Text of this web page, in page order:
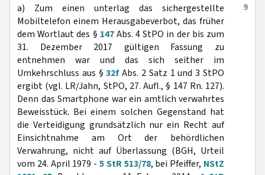
9
a) Zum einen unterlag das sichergestellte
Mobiltelefon einem Herausgabeverbot, das früher
dem Wortlaut des § 147Abs. 4 StPO in der bis zum
31. Dezember 2017 gültigen Fassung zu
entnehmen war und das sich seither im
Umkehrschluss aus §32f Abs. 2 Satz 1 und 3 StPO
ergibt (vgl. LR/Jahn, StPO, 27. Aufl., § 147 Rn. 127).
Denn das Smartphone war ein amtlich verwahrtes
Beweisstück. Bei einem solchen Gegenstand hat
die Verteidigung grundsätzlich nur ein Recht auf
Einsichtnahme am Ort der behördlichen
Verwahrung, nicht auf Überlassung (BGH, Urteil
vom 24. April 1979 - 5 StR 513/78, bei Pfeiffer, NStZ